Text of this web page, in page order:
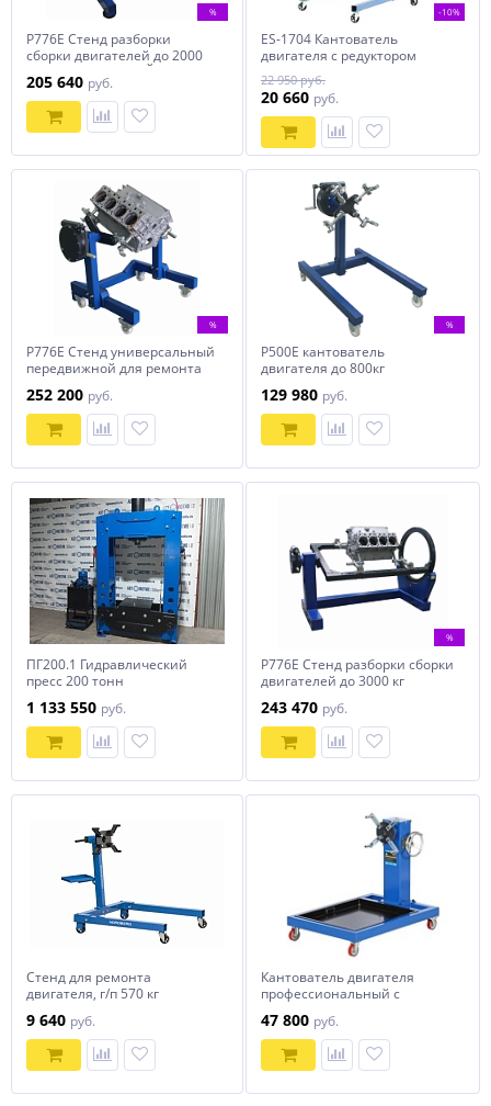
%
Р776Е Стенд разборки
сборки двигателей до 2000
кг. СТАЦИОНАРНЫЙ
205 640 руб.
-10%
ES-1704 Кантователь
двигателя с редуктором
22 950 руб.
20 660 руб.
%
Р776Е Стенд универсальный
передвижной для ремонта
252 200 руб.
%
Р500Е кантователь
двигателя до 800кг
129 980 руб.
ПГ200.1 Гидравлический
пресс 200 тонн
1 133 550 руб.
%
Р776Е Стенд разборки сборки
двигателей до 3000 кг
243 470 руб.
Стенд для ремонта
двигателя, г/п 570 кг
9 640 руб.
Кантователь двигателя
профессиональный с
NORDBERG N30081R
47 800 руб.